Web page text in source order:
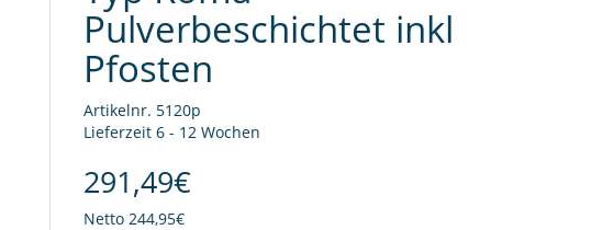
Pulverbeschichtet inkl
Pfosten
Artikelnr. 5120p
Lieferzeit 6 - 12 Wochen
291,49€
Netto 244,95€